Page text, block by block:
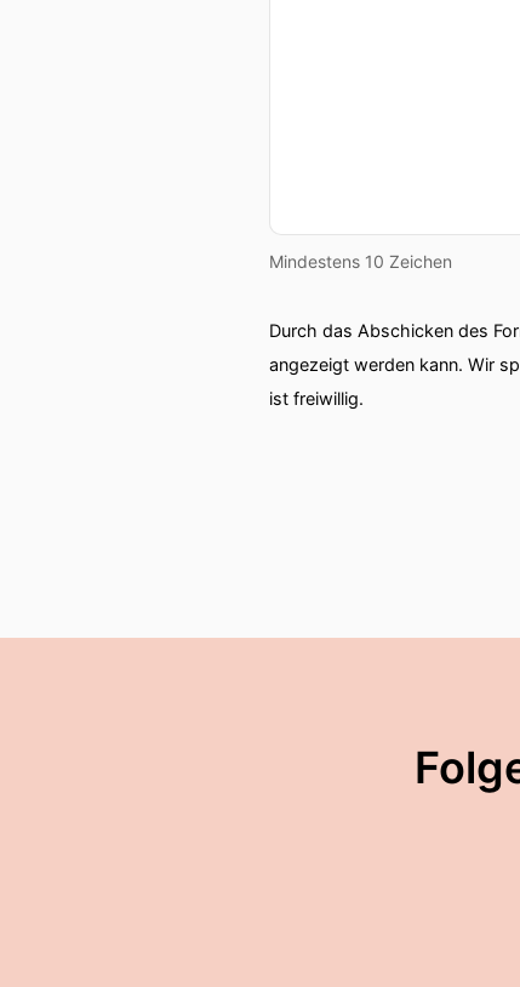
Mindestens 10 Zeichen
Durch das Abschicken des
angezeigt werden kann. Wir
ist freiwillig.